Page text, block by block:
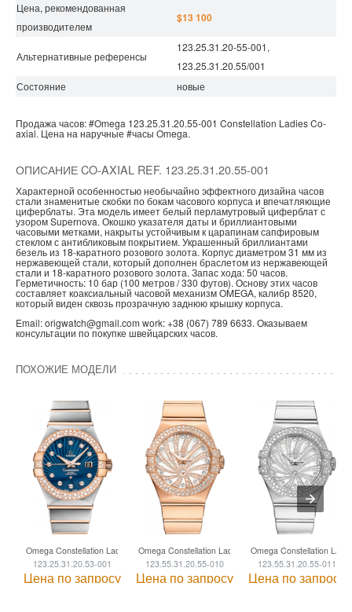
Цена, рекомендованная
производителем
$13 100
Альтернативные референсы
123.25.31.20-55-001,
123.25.31.20.55/001
Состояние
новые
Продажа часов:#Omega 123.25.31.20.55-001 Constellation LadiesCo-
axial. Цена на наручные #часы Omega.
ОПИСАНИЕ CO-AXIAL REF. 123.25.31.20.55-001
Характерной особенностью необычайно эффектного дизайна часов
стали знаменитые скобки по бокам часового корпуса и впечатляющие
циферблаты. Эта модель имеет белый перламутровый циферблат с
узором Supernova. Окошко указателя даты и бриллиантовыми
часовыми метками, накрыты устойчивым к царапинам сапфировым
стеклом с антибликовым покрытием. Украшенный бриллиантами
безель из 18-каратного розового золота. Корпус диаметром 31 мм из
нержавеющей стали, который дополнен браслетом из нержавеющей
стали и 18-каратного розового золота. Запас хода: 50 часов.
Герметичность: 10 бар (100 метров / 330 футов). Основу этих часов
составляет коаксиальный часовой механизм OMEGA, калибр 8520,
который виден сквозь прозрачную заднюю крышку корпуса.
Email: origwatch@gmail.com work: +38 (067) 789 6633. Оказываем
консультации по покупке швейцарских часов.
ПОХОЖИЕ МОДЕЛИ
Omega Constellation Ladies
123.25.31.20.53-001
Цена по запросу
Omega Constellation Ladies
123.55.31.20.55-010
Цена по запросу
Omega Constellation
123.55.31.20.55-011
Цена по запросу